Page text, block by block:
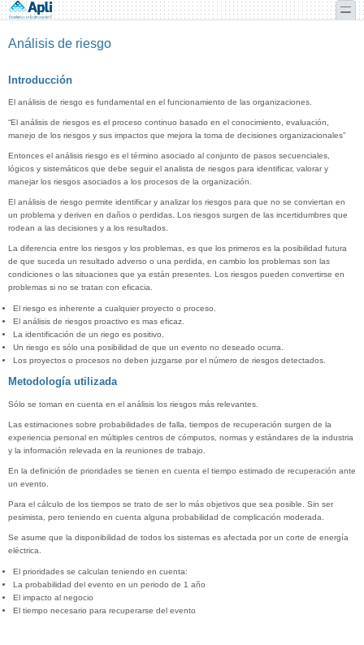
Pasar al contenido principal
Skip to search toggle
Análisis de riesgo
Introducción
El análisis de riesgo es fundamental en el funcionamiento de las organizaciones.
“El análisis de riesgos es el proceso continuo basado en el conocimiento, evaluación,
manejo de los riesgos y sus impactos que mejora la toma de decisiones organizacionales”
Entonces el análisis riesgo es el término asociado al conjunto de pasos secuenciales,
lógicos y sistemáticos que debe seguir el analista de riesgos para identificar, valorar y
manejar los riesgos asociados a los procesos de la organización.
El análisis de riesgo permite identificar y analizar los riesgos para que no se conviertan en
un problema y deriven en daños o perdidas. Los riesgos surgen de las incertidumbres que
rodean a las decisiones y a los resultados.
La diferencia entre los riesgos y los problemas, es que los primeros es la posibilidad futura
de que suceda un resultado adverso o una perdida, en cambio los problemas son las
condiciones o las situaciones que ya están presentes. Los riesgos pueden convertirse en
problemas si no se tratan con eficacia.
El riesgo es inherente a cualquier proyecto o proceso.
El análisis de riesgos proactivo es mas eficaz.
La identificación de un riego es positivo.
Un riesgo es sólo una posibilidad de que un evento no deseado ocurra.
Los proyectos o procesos no deben juzgarse por el número de riesgos detectados.
Metodología utilizada
Sólo se toman en cuenta en el análisis los riesgos más relevantes.
Las estimaciones sobre probabilidades de falla, tiempos de recuperación surgen de la
experiencia personal en múltiples centros de cómputos, normas y estándares de la industria
y la información relevada en la reuniones de trabajo.
En la definición de prioridades se tienen en cuenta el tiempo estimado de recuperación ante
un evento.
Para el cálculo de los tiempos se trato de ser lo más objetivos que sea posible. Sin ser
pesimista, pero teniendo en cuenta alguna probabilidad de complicación moderada.
Se asume que la disponibilidad de todos los sistemas es afectada por un corte de energía
eléctrica.
El prioridades se calculan teniendo en cuenta:
La probabilidad del evento en un periodo de 1 año
El impacto al negocio
El tiempo necesario para recuperarse del evento